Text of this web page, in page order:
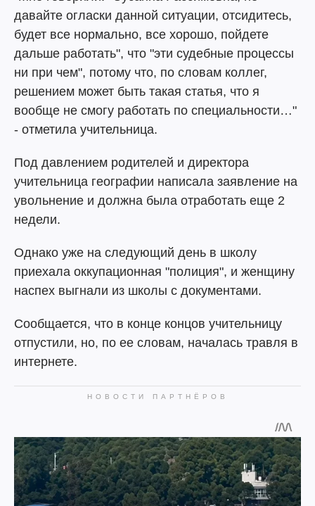
давайте огласки данной ситуации, отсидитесь,
будет все нормально, все хорошо, пойдете
дальше работать", что "эти судебные процессы
ни при чем", потому что, по словам коллег,
решением может быть такая статья, что я
вообще не смогу работать по специальности…"
- отметила учительница.
Под давлением родителей и директора
учительница географии написала заявление на
увольнение и должна была отработать еще 2
недели.
Однако уже на следующий день в школу
приехала оккупационная "полиция", и женщину
наспех выгнали из школы с документами.
Сообщается, что в конце концов учительницу
отпустили, но, по ее словам, началась травля в
интернете.